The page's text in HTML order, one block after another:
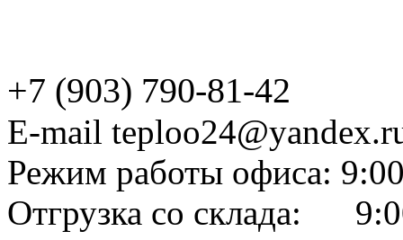
+7 (903) 790-81-42
E-mail
Режим работы офиса:
Отгрузка со склада: